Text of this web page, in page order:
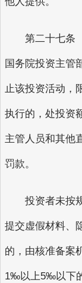
第二十七条
国务院投资主管
止该投资活动，
执行的，处投资
主管人员和其他
罚款。
投资者未按规
提交虚假材料、
的，由核准备案
1‰以上5‰以下